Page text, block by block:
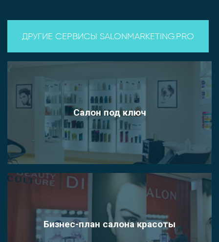
ДРУГИЕ СЕРВИСЫ SALONMARKETING.PRO
Салон под ключ
Бизнес-план салона красоты